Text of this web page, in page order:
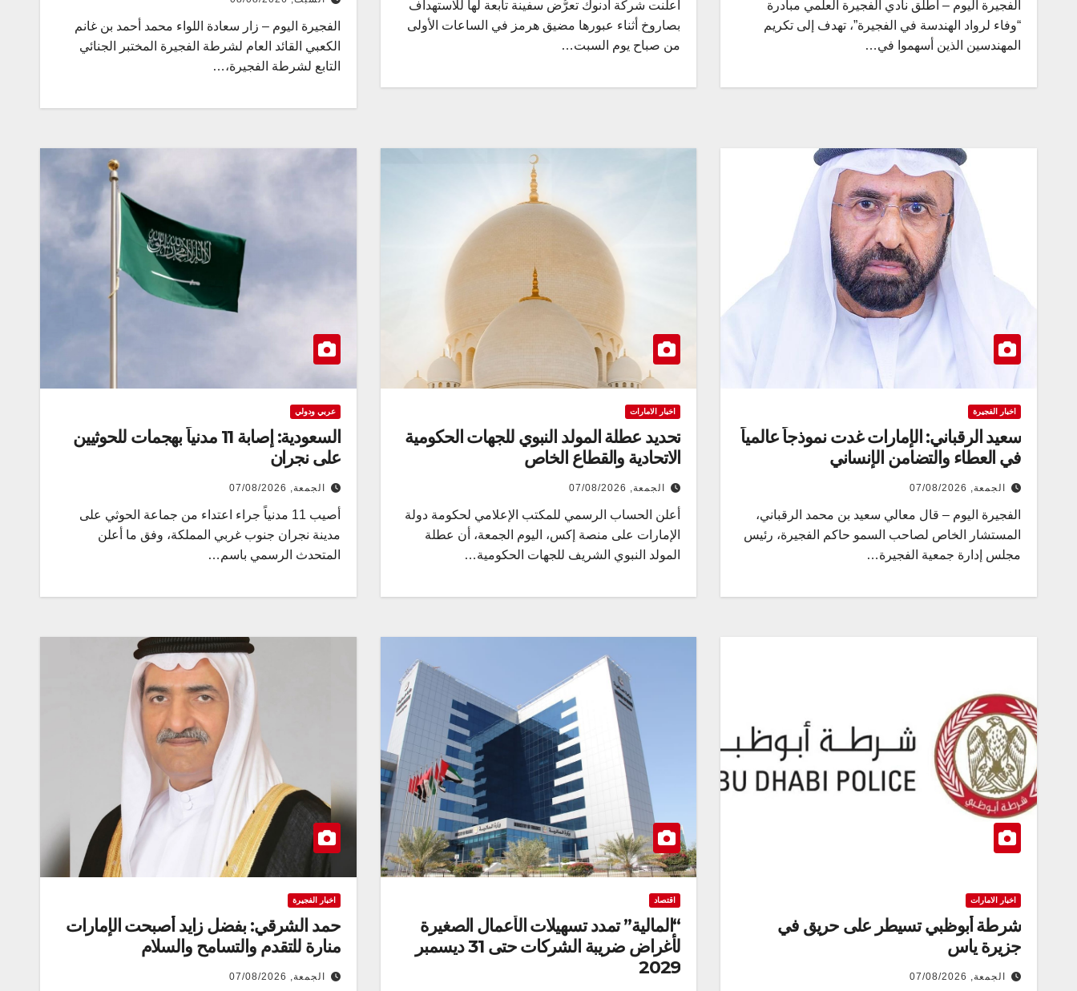
الفجيرة اليوم – أطلق نادي الفجيرة العلمي مبادرة
“وفاء لرواد الهندسة في الفجيرة”، تهدف إلى تكريم
المهندسين الذين أسهموا في…
أعلنت شركة أدنوك تعرُّض سفينة تابعة لها للاستهداف
بصاروخ أثناء عبورها مضيق هرمز في الساعات الأولى
من صباح يوم السبت…
الفجيرة اليوم – زار سعادة اللواء محمد أحمد بن غانم
الكعبي القائد العام لشرطة الفجيرة المختبر الجنائي
التابع لشرطة الفجيرة،…
اخبار الفجيرة
سعيد الرقباني: الإمارات غدت نموذجاً عالمياً
في العطاء والتضامن الإنساني
الجمعة, 07/08/2026
الفجيرة اليوم – قال معالي سعيد بن محمد الرقباني،
المستشار الخاص لصاحب السمو حاكم الفجيرة، رئيس
مجلس إدارة جمعية الفجيرة…
اخبار الامارات
تحديد عطلة المولد النبوي للجهات الحكومية
الاتحادية والقطاع الخاص
الجمعة, 07/08/2026
أعلن الحساب الرسمي للمكتب الإعلامي لحكومة دولة
الإمارات على منصة إكس، اليوم الجمعة، أن عطلة
المولد النبوي الشريف للجهات الحكومية…
عربي ودولي
السعودية: إصابة 11 مدنياً بهجمات للحوثيين
على نجران
الجمعة, 07/08/2026
أصيب 11 مدنياً جراء اعتداء من جماعة الحوثي على
مدينة نجران جنوب غربي المملكة، وفق ما أعلن
المتحدث الرسمي باسم…
اخبار الامارات
شرطة أبوظبي تسيطر على حريق في
جزيرة ياس
الجمعة, 07/08/2026
اقتصاد
“المالية” تمدد تسهيلات الأعمال الصغيرة
لأغراض ضريبة الشركات حتى 31 ديسمبر
2029
اخبار الفجيرة
حمد الشرقي: بفضل زايد أصبحت الإمارات
منارة للتقدم والتسامح والسلام
الجمعة, 07/08/2026